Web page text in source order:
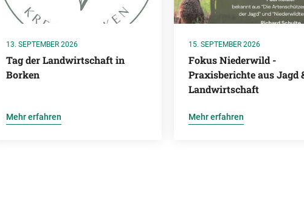
13. SEPTEMBER 2026
Tag der Landwirtschaft in
Borken
Mehr erfahren
15. SEPTEMBER 2026
Fokus Niederwild -
Praxisberichte aus Jagd
Landwirtschaft
Mehr erfahren